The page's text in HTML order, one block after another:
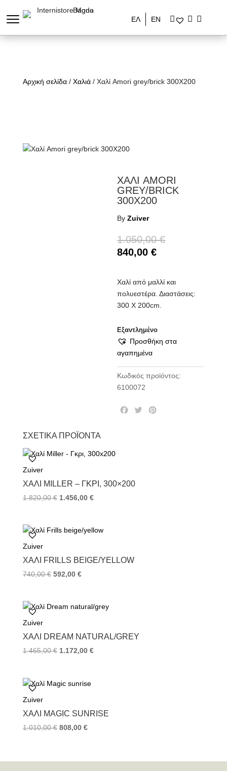
ΕΛ ΕΝ
Αρχική σελίδα/ Χαλιά/ Χαλί Amori grey/brick 300X200
ΧΑΛΙ AMORI
GREY/BRICK
300X200
ByZuiver
1.050,00€
840,00€
Χαλί από μαλλί και
πολυεστέρα. Διαστάσεις:
300 Χ 200cm.
Εξαντλημένο
Προσθήκη στα
αγαπημένα
Κωδικός προϊόντος:
6100072
k
T
ΣΧΕΤΙΚΆ ΠΡΟΪΌΝΤΑ
Zuiver
ΧΑΛΊ MILLER – ΓΚΡΙ, 300×200
1.820,00€ 1.456,00 €
Zuiver
ΧΑΛΊ FRILLS BEIGE/YELLOW
740,00€ 592,00 €
Zuiver
ΧΑΛΊ DREAM NATURAL/GREY
1.465,00€ 1.172,00 €
Zuiver
ΧΑΛΊ MAGIC SUNRISE
1.010,00€ 808,00 €